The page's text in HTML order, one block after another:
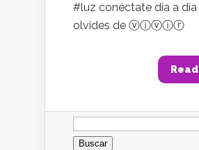
#luz conéctate día a
olvides de ⓥⓘⓥⓘⓡ
Buscar: